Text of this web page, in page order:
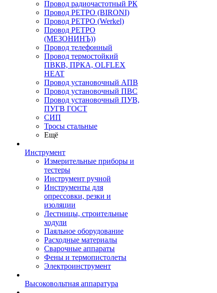
Провод радиочастотный РК
Провод РЕТРО (BIRONI)
Провод РЕТРО (Werkel)
Провод РЕТРО
(МЕЗОНИНЪ))
Провод телефонный
Провод термостойкий
ПВКВ, ПРКА, OLFLEX
HEAT
Провод установочный АПВ
Провод установочный ПВС
Провод установочный ПУВ,
ПУГВ ГОСТ
СИП
Тросы стальные
Ещё
Инструмент
Измерительные приборы и
тестеры
Инструмент ручной
Инструменты для
опрессовки, резки и
изоляции
Лестницы, строительные
ходули
Паяльное оборудование
Расходные материалы
Сварочные аппараты
Фены и термопистолеты
Электроинструмент
Высоковольтная аппаратура